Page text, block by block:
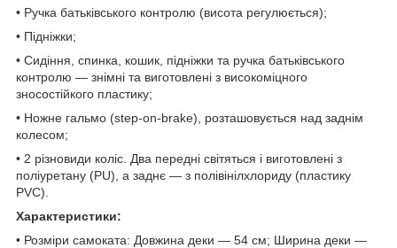
• Ручка батьківського контролю (висота регулюється);
• Підніжки;
• Сидіння, спинка, кошик, підніжки та ручка батьківського
контролю — знімні та виготовлені з високоміцного
зносостійкого пластику;
• Ножне гальмо (step-on-brake), розташовується над заднім
колесом;
• 2 різновиди коліс. Два передні світяться і виготовлені з
поліуретану (PU), а заднє — з полівінілхлориду (пластику
PVC).
Характеристики:
• Розміри самоката: Довжина деки — 54 см; Ширина деки —